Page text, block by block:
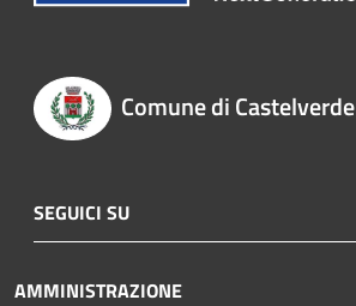
Comune di Castelverde
SEGUICI SU
AMMINISTRAZIONE